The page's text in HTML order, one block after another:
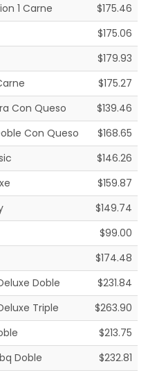
1 Carne
$175.46
$175.06
$179.93
$175.27
Con Queso
$139.46
Con Queso
$168.65
$146.26
$159.87
$149.74
$99.00
$174.48
Doble
$231.84
Triple
$263.90
$213.75
Doble
$232.81